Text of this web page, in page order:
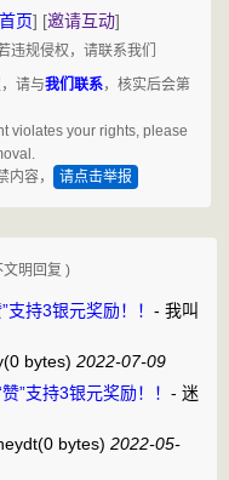
页] [邀请互动]
违规侵权，请联系我们
请与我们联系，核实后会第
violates your rights, please
容，
请点击举报
明回复 )
持3银元奖励！！ - 我叫
(0 bytes) 2022-07-09
”支持3银元奖励！！ - 迷
(0 bytes) 2022-05-